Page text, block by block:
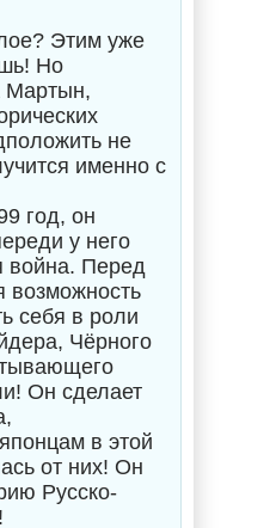
Этим уже
Но
Мартын,
не
именно с
год, он
у него
война. Перед
возможность
себя в роли
Чёрного
Он сделает
в этой
от них! Он
Русско-